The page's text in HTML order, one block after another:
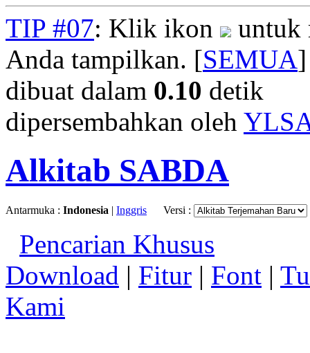
TIP #07: Klik ikon
untuk
Anda tampilkan. [SEMUA]
dibuat dalam 0.10 detik
dipersembahkan oleh
Alkitab SABDA
Antarmuka : Indonesia | Inggris Versi :
Pencarian Khusus
Download | Fitur | Font |
Kami